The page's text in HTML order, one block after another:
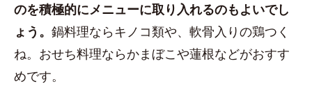
のを積極的にメニューに取り入れるのもよいでし
ょう。 鍋料理ならキノコ類や、軟骨入りの鶏つく
ね。おせち料理ならかまぼこや蓮根などがおすす
めです。